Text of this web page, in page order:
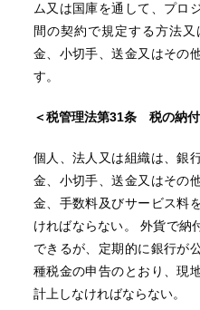
ム又は国庫を通して、プロ
間の契約で規定する方法
金、小切手、送金又はその
す。
＜税管理法第31条 税の納付
個人、法人又は組織は、銀
金、小切手、送金又はその
金、手数料及びサービス料
ければならない。 外貨で納
できるが、定期的に銀行が
種税金の申告のとおり、現
計上しなければならない。